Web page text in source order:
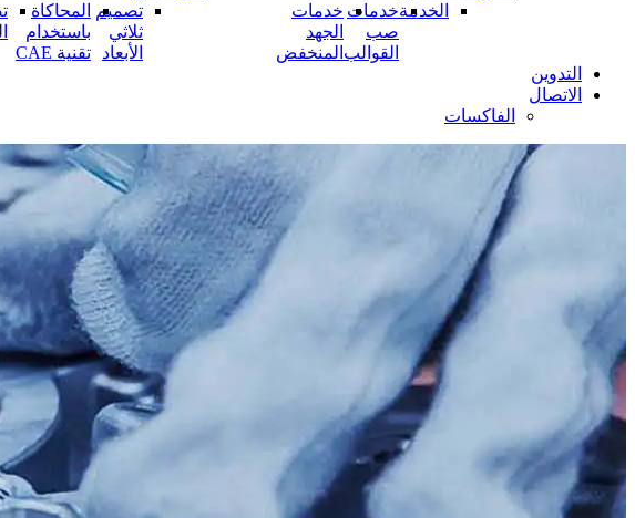
الخدمةخدمات
صب
القوالب
خدمات
الجهد
المنخفض
تصميم
ثلاثي
الأبعاد
المحاكاة
باستخدام
تقنية CAE
التدوين
الاتصال
الفاكسات